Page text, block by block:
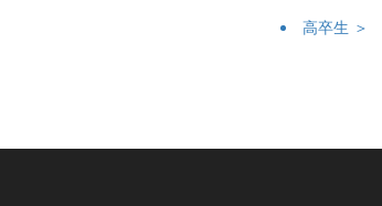
高卒生 ＞